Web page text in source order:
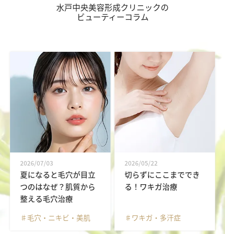
水戸中央美容形成クリニックの
ビューティーコラム
2026/07/03
夏になると毛穴が目立
つのはなぜ？肌質から
整える毛穴治療
♯毛穴・ニキビ・美肌
2026/05/22
切らずにここまででき
る！ワキガ治療
♯ワキガ・多汗症